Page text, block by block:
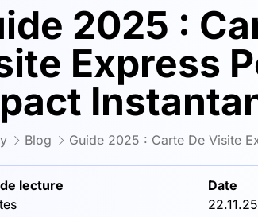
2025 :
Express
Blog Guide 2025 : Carte De Visite
lecture
Date
22.11.25